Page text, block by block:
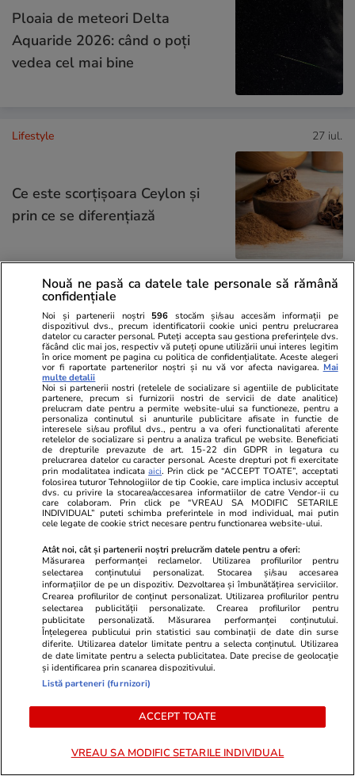
Ploaia de meteori Delta
Aquaride 2026: când o poți
vedea cel mai bine
Lifestyle 27 iul.
Ce este scorțișoara Ceylon și
prin ce se diferențiază
Tehnologie
De ce curge apă din centrala
termică – motive și soluții. Ce să
nu faci
Lifestyle 22 iul.
La ce se folosește lavanda
uscată în casă
Știri România 07:41
De ce sunt mulți șobolani în
București. Primăria Capitalei a
făcut un apel la locuitori pentru
ca deratizarea să funcționeze
Nouă ne pasă ca datele tale personale să rămână
confidențiale
Noi și partenerii noștri 596 stocăm și/sau accesăm informații pe
dispozitivul dvs., precum identificatorii cookie unici pentru prelucrarea
datelor cu caracter personal. Puteți accepta sau gestiona preferințele dvs.
făcând clic mai jos, respectiv vă puteți opune utilizării unui interes legitim
în orice moment pe pagina cu politica de confidențialitate. Aceste alegeri
vor fi raportate partenerilor noștri și nu vă vor afecta navigarea. Mai
multe detalii
Noi si partenerii nostri (retelele de socializare si agentiile de publicitate
partenere, precum si furnizorii nostri de servicii de date analitice)
prelucram date pentru a permite website-ului sa functioneze, pentru a
personaliza continutul si anunturile publicitare afisate in functie de
interesele si/sau profilul dvs., pentru a va oferi functionalitati aferente
retelelor de socializare si pentru a analiza traficul pe website. Beneficiati
de drepturile prevazute de art. 15-22 din GDPR in legatura cu
prelucrarea datelor cu caracter personal. Aceste drepturi pot fi exercitate
prin modalitatea indicataaici. Prin click pe “ACCEPT TOATE”, acceptati
folosirea tuturor Tehnologiilor de tip Cookie, care implica inclusiv acceptul
dvs. cu privire la stocarea/accesarea informatiilor de catre Vendor-ii cu
care colaboram. Prin click pe “VREAU SA MODIFIC SETARILE
INDIVIDUAL” puteti schimba preferintele in mod individual, mai putin
cele legate de cookie strict necesare pentru functionarea website-ului.
Atât noi, cât și partenerii noștri prelucrăm datele pentru a oferi:
Măsurarea performanței reclamelor. Utilizarea profilurilor pentru
selectarea conținutului personalizat. Stocarea și/sau accesarea
informațiilor de pe un dispozitiv. Dezvoltarea și îmbunătățirea serviciilor.
Crearea profilurilor de conținut personalizat. Utilizarea profilurilor pentru
selectarea publicității personalizate. Crearea profilurilor pentru
publicitate personalizată. Măsurarea performanței conținutului.
Înțelegerea publicului prin statistici sau combinații de date din surse
diferite. Utilizarea datelor limitate pentru a selecta conținutul. Utilizarea
de date limitate pentru a selecta publicitatea. Date precise de geolocație
și identificarea prin scanarea dispozitivului.
Listă parteneri (furnizori)
ACCEPT TOATE
VREAU SA MODIFIC SETARILE INDIVIDUAL